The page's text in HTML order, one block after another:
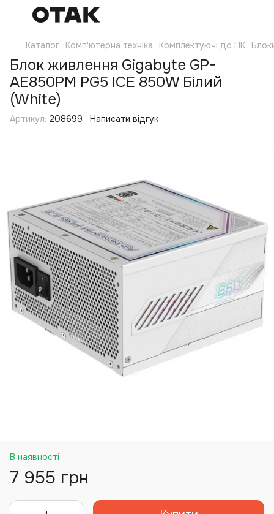
Каталог Комп'ютерна техніка Комплектуючі до ПК
Блок живлення Gigabyte GP-
AE850PM PG5 ICE 850W Білий
(White)
Артикул: 208699 Написати відгук
В наявності
7 955 грн